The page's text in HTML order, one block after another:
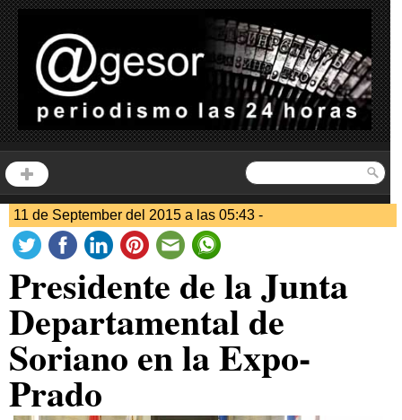
11 de September del 2015 a las 05:43 -
Presidente de la Junta
Departamental de
Soriano en la Expo-
Prado